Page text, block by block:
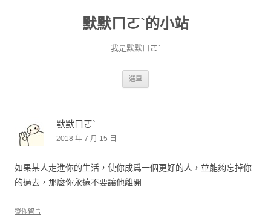
默默ㄇㄛˋ的小站
我是默默ㄇㄛˋ
選單
默默ㄇㄛˋ
2018 年 7 月 15 日
如果某人走進你的生活，使你成爲一個更好的人，並能夠忘掉你
的過去，那麼你永遠不要讓他離開
發佈留言